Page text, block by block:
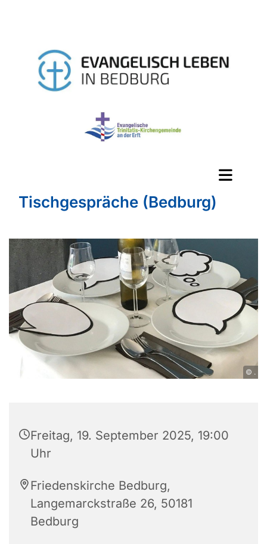
Tischgespräche (Bedburg)
© .
Freitag, 19. September 2025, 19:00
Uhr
Friedenskirche Bedburg,
Langemarckstraße 26, 50181
Bedburg